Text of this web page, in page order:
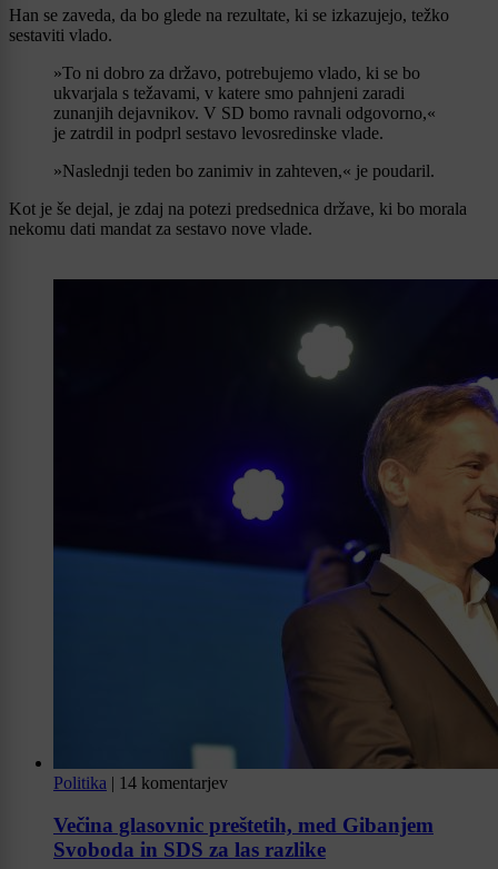
Han se zaveda, da bo glede na rezultate, ki se izkazujejo, težko
sestaviti vlado.
»To ni dobro za državo, potrebujemo vlado, ki se bo
ukvarjala s težavami, v katere smo pahnjeni zaradi
zunanjih dejavnikov. V SD bomo ravnali odgovorno,«
je zatrdil in podprl sestavo levosredinske vlade.
»Naslednji teden bo zanimiv in zahteven,« je poudaril.
Kot je še dejal, je zdaj na potezi predsednica države, ki bo morala
nekomu dati mandat za sestavo nove vlade.
Politika | 14 komentarjev
Večina glasovnic preštetih, med Gibanjem
Svoboda in SDS za las razlike